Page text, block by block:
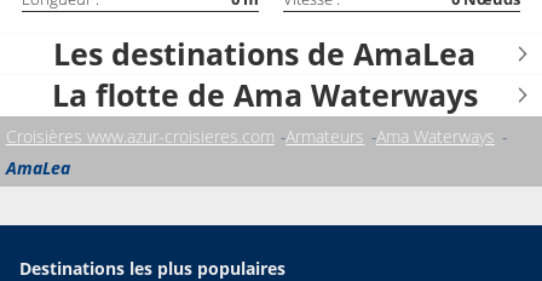
Les destinations de AmaLea
La flotte de Ama Waterways
Croisières www.azur-croisieres.com Armateurs Ama Waterways
AmaLea
Destinations les plus populaires